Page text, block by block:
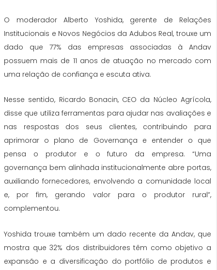
O moderador Alberto Yoshida, gerente de Relações
Institucionais e Novos Negócios da Adubos Real, trouxe um
dado que 77% das empresas associadas à Andav
possuem mais de 11 anos de atuação no mercado com
uma relação de confiança e escuta ativa.
Nesse sentido, Ricardo Bonacin, CEO da Núcleo Agrícola,
disse que utiliza ferramentas para ajudar nas avaliações e
nas respostas dos seus clientes, contribuindo para
aprimorar o plano de Governança e entender o que
pensa o produtor e o futuro da empresa. “Uma
governança bem alinhada institucionalmente abre portas,
auxiliando fornecedores, envolvendo a comunidade local
e, por fim, gerando valor para o produtor rural”,
complementou.
Yoshida trouxe também um dado recente da Andav, que
mostra que 32% dos distribuidores têm como objetivo a
expansão e a diversificação do portfólio de produtos e